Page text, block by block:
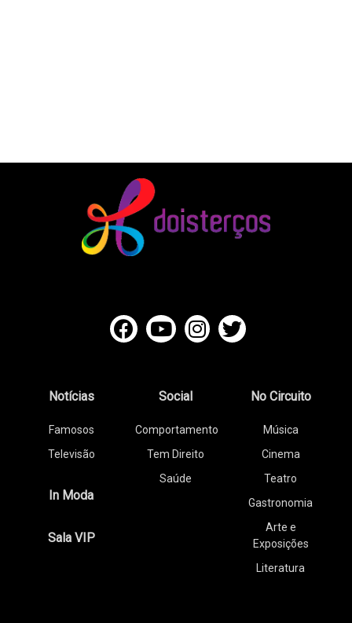
Notícias
Famosos
Televisão
In Moda
Sala VIP
Social
Comportamento
Tem Direito
Saúde
No Circuito
Música
Cinema
Teatro
Gastronomia
Arte e
Exposições
Literatura